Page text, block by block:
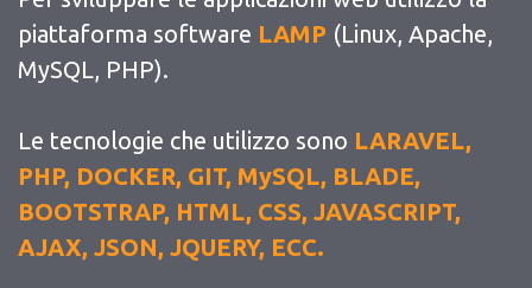
piattaforma software LAMP (Linux, Apache,
MySQL, PHP).
Le tecnologie che utilizzo sono LARAVEL,
PHP, DOCKER, GIT, MySQL, BLADE,
BOOTSTRAP, HTML, CSS, JAVASCRIPT,
AJAX, JSON, JQUERY, ECC.